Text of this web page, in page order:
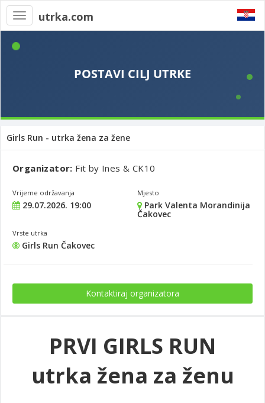
Toggle
navigation
utrka.com
Girls Run - utrka žena za žene
Organizator: Fit by Ines & CK10
Vrijeme održavanja
29.07.2026. 19:00
Mjesto
Park Valenta Morandinija
Čakovec
Vrste utrka
Girls Run Čakovec
Kontaktiraj organizatora
PRVI GIRLS RUN
utrka žena za ženu